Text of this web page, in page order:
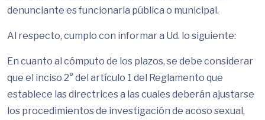
denunciante es funcionaria pública o municipal.
Al respecto, cumplo con informar a Ud. lo siguiente:
En cuanto al cómputo de los plazos, se debe considerar
que el inciso 2° del artículo 1 del Reglamento que
establece las directrices a las cuales deberán ajustarse
los procedimientos de investigación de acoso sexual,